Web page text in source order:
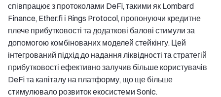
співпрацює з протоколами DeFi, такими як Lombard
Finance, Ether.fi і Rings Protocol, пропонуючи кредитне
плече прибутковості та додаткові балові стимули за
допомогою комбінованих моделей стейкінгу. Цей
інтегрований підхід до надання ліквідності та стратегій
прибутковості ефективно залучив більше користувачів
DeFi та капіталу на платформу, що ще більше
стимулювало розвиток екосистеми Sonic.